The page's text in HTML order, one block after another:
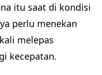
itu saat di kondisi
perlu menekan
melepas
kecepatan.